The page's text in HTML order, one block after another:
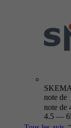
note de
note de
4.5 —